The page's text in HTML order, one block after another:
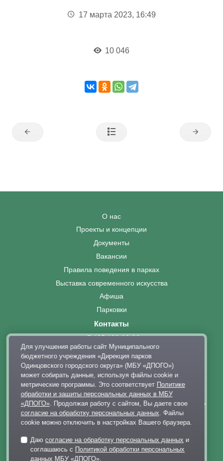
17 марта 2023, 16:49
10 046
О нас
Проекты и концепции
Документы
Вакансии
Правила поведения в парках
Выставка современного искусства
Афиша
Парковки
Контакты
+7 495 128-02-06
dp@odinparki.ru
Политика обработки персональных данных
Версия для слабовидящих
МБУ «Дирекция парков Одинцовского городского округа»
Для улучшения работы сайт Муниципального
бюджетного учреждения «Дирекция парков
Одинцовского городского округа» (МБУ «ДПОГО»)
может собирать данные, используя файлы cookie и
метрические программы. Это соответствует Политике
обработки и защиты персональных данных в МБУ
«ДПОГО». Продолжая работу с сайтом, Вы даете свое
согласие на обработку персональных данных. Файлы
cookie можно отключить в настройках Вашего браузера.
Даюсогласие на обработку персональных данных и
соглашаюсь с Политикой обработки персональных
данных МБУ «ДПОГО».